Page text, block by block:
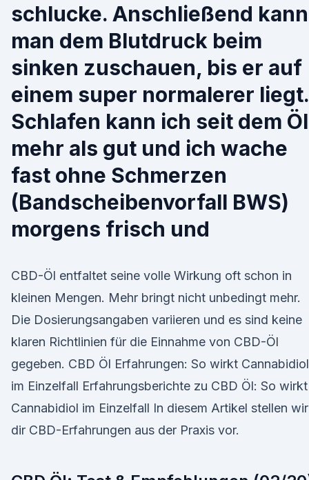
schlucke. Anschließend kann
man dem Blutdruck beim
sinken zuschauen, bis er auf
einem super normalerer liegt.
Schlafen kann ich seit dem Öl
mehr als gut und ich wache
fast ohne Schmerzen
(Bandscheibenvorfall BWS)
morgens frisch und
CBD-Öl entfaltet seine volle Wirkung oft schon in
kleinen Mengen. Mehr bringt nicht unbedingt mehr.
Die Dosierungsangaben variieren und es sind keine
klaren Richtlinien für die Einnahme von CBD-Öl
gegeben. CBD Öl Erfahrungen: So wirkt Cannabidiol
im Einzelfall Erfahrungsberichte zu CBD Öl: So wirkt
Cannabidiol im Einzelfall In diesem Artikel stellen wir
dir CBD-Erfahrungen aus der Praxis vor.